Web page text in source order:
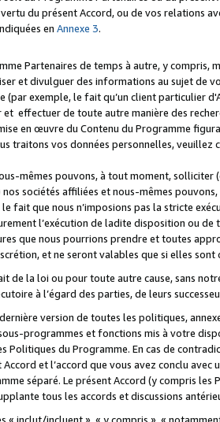
du présent Accord, ou de vos relations
en Annexe 3.
Partenaires de temps à autre, y compris,
et divulguer des informations au sujet de
exemple, le fait qu’un client particulier
effectuer de toute autre manière des
en œuvre du Contenu du Programme
traitons vos données personnelles, veuillez
mêmes pouvons, à tout moment,
sociétés affiliées et nous-mêmes
fait que nous n’imposions pas la stricte
l’exécution de ladite disposition ou
que nous pourrions prendre et toutes
et ne seront valables que si elles
de la loi ou pour toute autre cause, sans
à l’égard des parties, de leurs
version de toutes les politiques,
programmes et fonctions mis à votre
Politiques du Programme. En cas de
et l’accord que vous avez conclu avec
séparé. Le présent Accord (y compris
tous les accords et discussions